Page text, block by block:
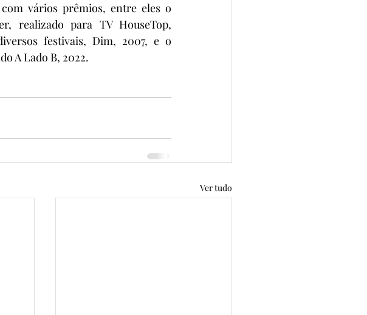
vários prêmios, entre eles o
realizado para TV HouseTop,
festivais, Dim, 2007, e o
A Lado B, 2022.
Ver tudo